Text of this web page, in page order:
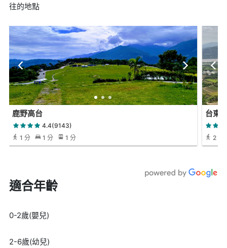
往的地點
鹿野高台
4.4(9143)
1 分
1 分 1 分
台東
2 小
適合年齡
0-2歲(嬰兒)
2-6歲(幼兒)